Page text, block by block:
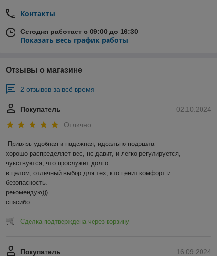
Контакты
Сегодня работает с 09:00 до 16:30
Показать весь график работы
Отзывы о магазине
2 отзывов за всё время
02.10.2024
Покупатель
Отлично
Привязь удобная и надежная, идеально подошла
хорошо распределяет вес, не давит, и легко регулируется,
чувствуется, что прослужит долго.
в целом, отличный выбор для тех, кто ценит комфорт и
безопасность.
рекомендую)))
спасибо
Сделка подтверждена через корзину
16.09.2024
Покупатель